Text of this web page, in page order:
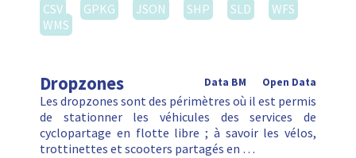
CSV
GPKG JSON SHP SLD
WFS
WMS
Dropzones Open Data
Data BM
Les dropzones sont des périmètres où il est permis
de stationner les véhicules des services de
cyclopartage en flotte libre ; à savoir les vélos,
trottinettes et scooters partagés en …